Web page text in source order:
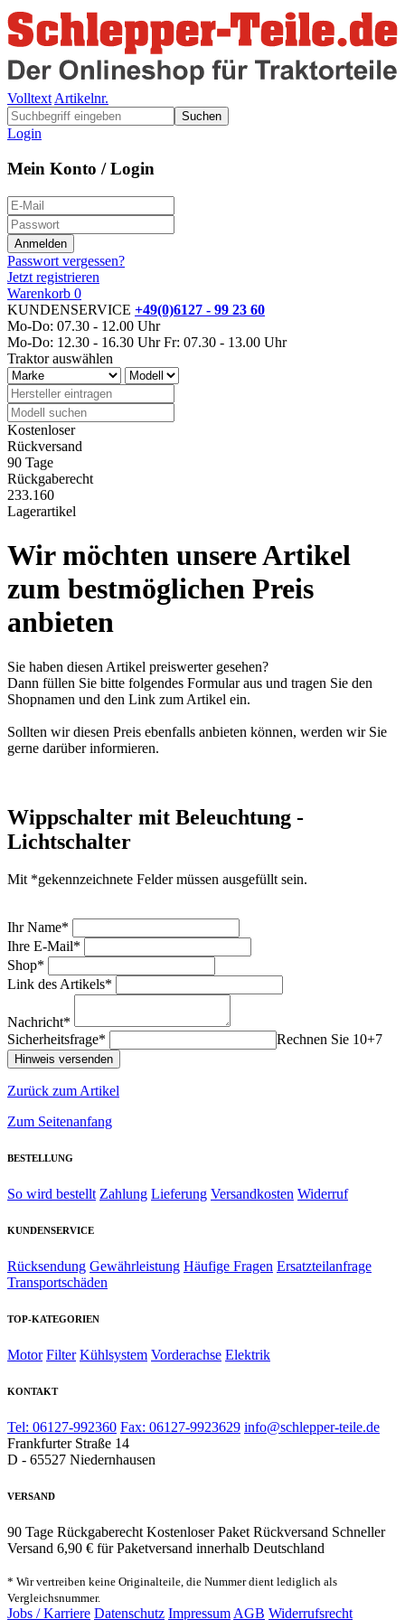
Volltext Artikelnr.
Suchen
Login
Mein Konto / Login
Passwort vergessen?
Jetzt registrieren
Warenkorb 0
KUNDENSERVICE +49(0)6127 - 99 23 60
Mo-Do: 07.30 - 12.00 Uhr
Mo-Do: 12.30 - 16.30 Uhr Fr: 07.30 - 13.00 Uhr
Traktor auswählen
Kostenloser
Rückversand
90 Tage
Rückgaberecht
233.160
Lagerartikel
Wir möchten unsere Artikel
zum bestmöglichen Preis
anbieten
Sie haben diesen Artikel preiswerter gesehen?
Dann füllen Sie bitte folgendes Formular aus und tragen Sie den
Shopnamen und den Link zum Artikel ein.
Sollten wir diesen Preis ebenfalls anbieten können, werden wir Sie
gerne darüber informieren.
Wippschalter mit Beleuchtung -
Lichtschalter
Mit *gekennzeichnete Felder müssen ausgefüllt sein.
Ihr Name*
Ihre E-Mail*
Shop*
Link des Artikels*
Nachricht*
Sicherheitsfrage*
Rechnen Sie 10+7
Zurück zum Artikel
Zum Seitenanfang
BESTELLUNG
So wird bestellt Zahlung Lieferung Versandkosten Widerruf
KUNDENSERVICE
Rücksendung Gewährleistung Häufige Fragen Ersatzteilanfrage
Transportschäden
TOP-KATEGORIEN
Motor Filter Kühlsystem Vorderachse Elektrik
KONTAKT
Tel: 06127-992360 Fax: 06127-9923629 info@schlepper-teile.de
Frankfurter Straße 14
D - 65527 Niedernhausen
VERSAND
90 Tage Rückgaberecht Kostenloser Paket Rückversand Schneller
Versand 6,90 € für Paketversand innerhalb Deutschland
* Wir vertreiben keine Originalteile, die Nummer dient lediglich als
Vergleichsnummer.
Jobs / Karriere Datenschutz Impressum AGB Widerrufsrecht